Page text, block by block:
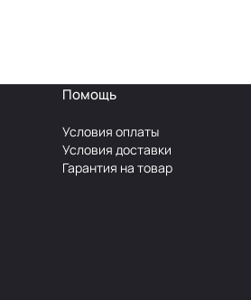
Помощь
Условия оплаты
Условия доставки
Гарантия на товар